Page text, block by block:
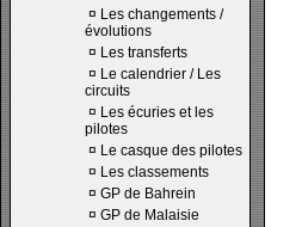
¤ Les changements /
évolutions
¤ Les transferts
¤ Le calendrier / Les
circuits
¤ Les écuries et les
pilotes
¤ Le casque des pilotes
¤ Les classements
¤ GP de Bahrein
¤ GP de Malaisie